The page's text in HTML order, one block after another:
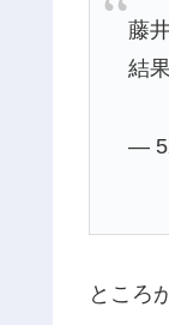
藤
結
—
ところ